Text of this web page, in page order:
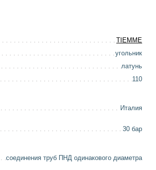
TIEMME
угольник
латунь
110
Италия
30 бар
соединения труб ПНД одинакового диаметра